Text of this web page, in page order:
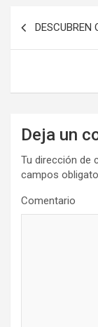
Deja un
Tu dirección de
campos
Comentario